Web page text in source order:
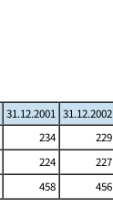
31.12.2001 31.12.2002
234 229
224 227
458 456